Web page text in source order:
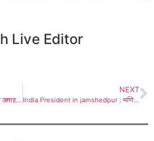
Live Editor
Jamshedpur : करणी सेना ने श्रद्धा और उत्साह के साथ मनाया स्थापना दिवस
NEXT
India President in jamshedpur : मणिपाल टाटा मेडिकल कॉलेज में राष्ट्रपति ने विद्यार्थियों से किया संवाद, फोटो सेशन भी, कार्यक्रम से निकलकर पैदल चलकर भीड़ का किया अभिवादन, बच्चों को भेंट की चॉकलेट